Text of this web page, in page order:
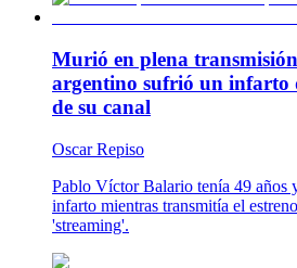
Murió en plena
argentino sufrió un infarto
de su canal
Oscar Repiso
Pablo Víctor Balario tenía 49 años
infarto mientras transmitía el
'streaming'.